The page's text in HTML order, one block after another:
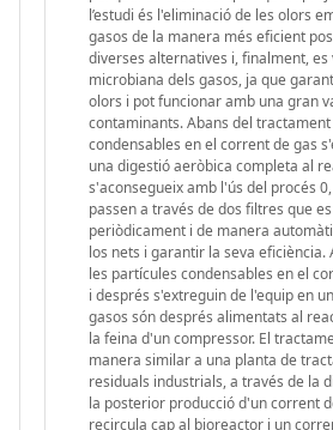
l’estudi és l'eliminació de les olors
gasos de la manera més eficient
diverses alternatives i, finalment,
microbiana dels gasos, ja que
olors i pot funcionar amb una gran
contaminants. Abans del
condensables en el corrent de gas
una digestió aeròbica completa al
s'aconsegueix amb l'ús del procés
passen a través de dos filtres que
periòdicament i de manera
los nets i garantir la seva eficiència.
les partícules condensables en el
i després s'extreguin de l'equip en
gasos són després alimentats al
la feina d'un compressor. El
manera similar a una planta de
residuals industrials, a través de la
la posterior producció d'un corrent
recircula cap al bioreactor i un